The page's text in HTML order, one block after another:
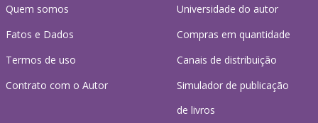
Quem somos
Fatos e Dados
Termos de uso
Contrato com o Autor
Universidade do autor
Compras em quantidade
Canais de distribuição
Simulador de publicação
de livros